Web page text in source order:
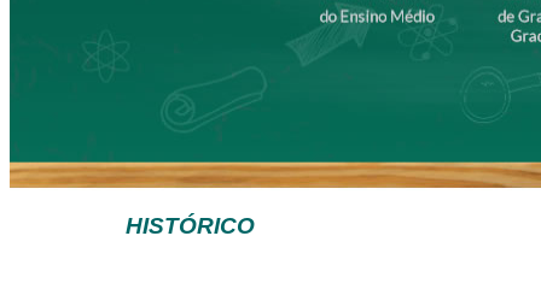
HISTÓRICO